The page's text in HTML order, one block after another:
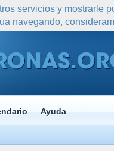
Ayuda
servicios y
navegando,